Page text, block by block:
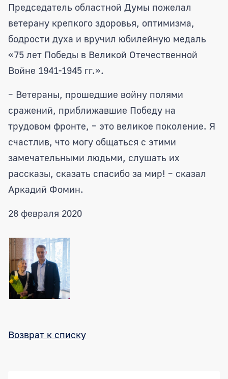
Председатель областной Думы пожелал
ветерану крепкого здоровья, оптимизма,
бодрости духа и вручил юбилейную медаль
«75 лет Победы в Великой Отечественной
Войне 1941-1945 гг.».
– Ветераны, прошедшие войну полями
сражений, приближавшие Победу на
трудовом фронте, – это великое поколение. Я
счастлив, что могу общаться с этими
замечательными людьми, слушать их
рассказы, сказать спасибо за мир! – сказал
Аркадий Фомин.
28 февраля 2020
Возврат к списку